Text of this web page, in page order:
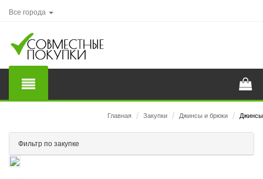
Все города
Главная / Закупки / Джинсы и брюки / Джинсы
Фильтр по закупке